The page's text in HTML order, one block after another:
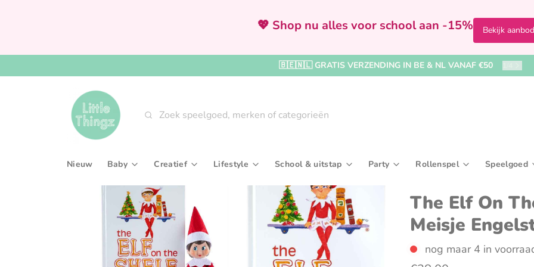
💖 Shop nu alles voor school aan -15% Bekijk aanbod
2/4
Zoeken
Nieuw Baby
Babygym & speeltapijten Badspeelgoed & badboekjes
Bijtringen & rammelaars Boekjes & activiteitenspeelgoed
Fopspenen & accessoires Knuffel- & fopspeendoekjes
Creatief
Kralen, rijgen & sieraden maken
Tekenen, kleuren & schrijven Tekenborden & krijtborden
Verven
Lifestyle
In de badkamer
Kleding
Slaaptextiel Naar het zwembad
School & uitstap
Bekers & drinkflessen Broodtrommels &
Paraplu's & regenkleding Reis- &
Rugzakken & boekentassen Sporttassen
Party
Feestversiering
Kronen & hoedjes
Wegwerpservies
Rollenspel
Speelfiguren &
Verkleedkleding &
Speelgoed
Houten
The Elf On
Meisje
nog maar 4 in